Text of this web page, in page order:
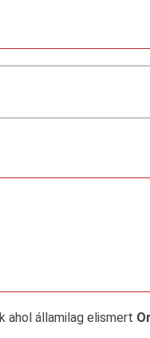
ahol államilag elismert